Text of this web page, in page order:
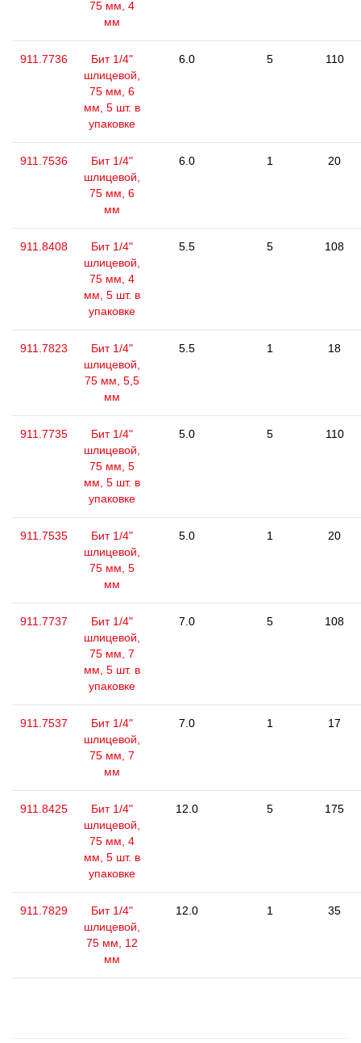
75 мм, 4
мм
911.7736
Бит 1/4"
шлицевой,
75 мм, 6
мм, 5 шт. в
упаковке
6.0 5 110
911.7536
Бит 1/4"
шлицевой,
75 мм, 6
мм
6.0 1 20
911.8408
Бит 1/4"
шлицевой,
75 мм, 4
мм, 5 шт. в
упаковке
5.5 5 108
911.7823
Бит 1/4"
шлицевой,
75 мм, 5,5
мм
5.5 1 18
911.7735
Бит 1/4"
шлицевой,
75 мм, 5
мм, 5 шт. в
упаковке
5.0 5 110
911.7535
Бит 1/4"
шлицевой,
75 мм, 5
мм
5.0 1 20
911.7737
Бит 1/4"
шлицевой,
75 мм, 7
мм, 5 шт. в
упаковке
7.0 5 108
911.7537
Бит 1/4"
шлицевой,
75 мм, 7
мм
7.0 1 17
911.8425
Бит 1/4"
шлицевой,
75 мм, 4
мм, 5 шт. в
упаковке
12.0 5 175
911.7829
Бит 1/4"
шлицевой,
75 мм, 12
мм
12.0 1 35